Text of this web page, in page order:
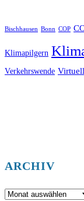
Bischhausen Bonn COP
Klimapilgern
Verkehrswende
ARCHIV
Archiv